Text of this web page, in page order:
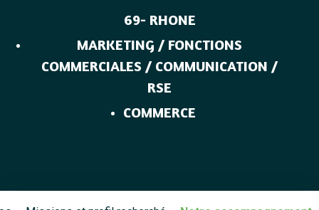
69- RHONE
MARKETING / FONCTIONS
COMMERCIALES / COMMUNICATION /
RSE
COMMERCE